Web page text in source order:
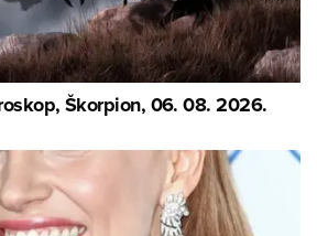
Škorpion, 06. 08. 2026.